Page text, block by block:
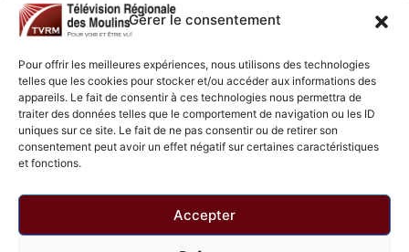
Gérer le consentement
Pour offrir les meilleures expériences, nous utilisons des technologies
telles que les cookies pour stocker et/ou accéder aux informations des
appareils. Le fait de consentir à ces technologies nous permettra de
traiter des données telles que le comportement de navigation ou les ID
uniques sur ce site. Le fait de ne pas consentir ou de retirer son
consentement peut avoir un effet négatif sur certaines caractéristiques
et fonctions.
Accepter